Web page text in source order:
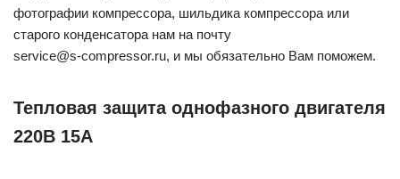
фотографии компрессора, шильдика компрессора или
старого конденсатора нам на почту
service@s‑compressor.ru, и мы обязательно Вам поможем.
Тепловая защита однофазного двигателя
220В 15А